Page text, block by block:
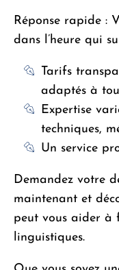
Réponse rapide :
dans l’heure qui
Tarifs
adaptés à
Expertise
techniques,
Un service
Demandez votre
maintenant et
peut vous aider à
linguistiques.